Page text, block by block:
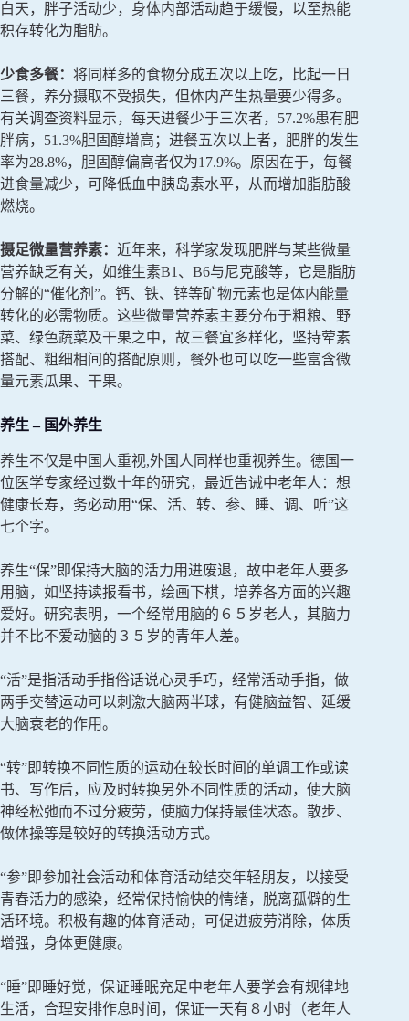
白天，胖子活动少，身体内部活动趋于缓慢，以至热能
积存转化为脂肪。
少食多餐： 将同样多的食物分成五次以上吃，比起一日
三餐，养分摄取不受损失，但体内产生热量要少得多。
有关调查资料显示，每天进餐少于三次者，57.2%患有肥
胖病，51.3%胆固醇增高；进餐五次以上者，肥胖的发生
率为28.8%，胆固醇偏高者仅为17.9%。原因在于，每餐
进食量减少，可降低血中胰岛素水平，从而增加脂肪酸
燃烧。
摄足微量营养素： 近年来，科学家发现肥胖与某些微量
营养缺乏有关，如维生素B1、B6与尼克酸等，它是脂肪
分解的“催化剂”。钙、铁、锌等矿物元素也是体内能量
转化的必需物质。这些微量营养素主要分布于粗粮、野
菜、绿色蔬菜及干果之中，故三餐宜多样化，坚持荤素
搭配、粗细相间的搭配原则，餐外也可以吃一些富含微
量元素瓜果、干果。
养生 – 国外养生
养生不仅是中国人重视,外国人同样也重视养生。德国一
位医学专家经过数十年的研究，最近告诫中老年人：想
健康长寿，务必动用“保、活、转、参、睡、调、听”这
七个字。
养生“保”即保持大脑的活力用进废退，故中老年人要多
用脑，如坚持读报看书，绘画下棋，培养各方面的兴趣
爱好。研究表明，一个经常用脑的６５岁老人，其脑力
并不比不爱动脑的３５岁的青年人差。
“活”是指活动手指俗话说心灵手巧，经常活动手指，做
两手交替运动可以刺激大脑两半球，有健脑益智、延缓
大脑衰老的作用。
“转”即转换不同性质的运动在较长时间的单调工作或读
书、写作后，应及时转换另外不同性质的活动，使大脑
神经松弛而不过分疲劳，使脑力保持最佳状态。散步、
做体操等是较好的转换活动方式。
“参”即参加社会活动和体育活动结交年轻朋友，以接受
青春活力的感染，经常保持愉快的情绪，脱离孤僻的生
活环境。积极有趣的体育活动，可促进疲劳消除，体质
增强，身体更健康。
“睡”即睡好觉，保证睡眠充足中老年人要学会有规律地
生活，合理安排作息时间，保证一天有８小时（老年人